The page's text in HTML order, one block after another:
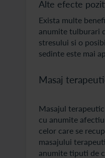
Alte efecte
Exista multe
anumite tulburari
stresului si o
sedinte este mai
Masaj
Masajul
cu anumite
celor care se
masajului
anumite tiputi de